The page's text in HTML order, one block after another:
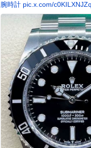
腕時計 pic.x.com/c0KILXNJZq